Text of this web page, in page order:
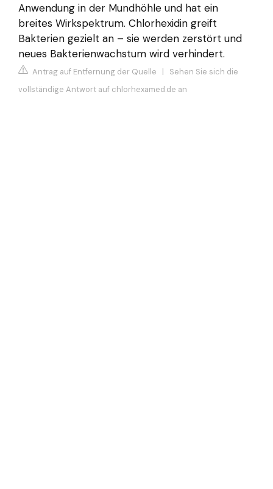
Anwendung in der Mundhöhle und hat ein
breites Wirkspektrum. Chlorhexidin greift
Bakterien gezielt an – sie werden zerstört und
neues Bakterienwachstum wird verhindert.
Antrag auf Entfernung der Quelle | Sehen Sie sich die
vollständige Antwort auf chlorhexamed.de an